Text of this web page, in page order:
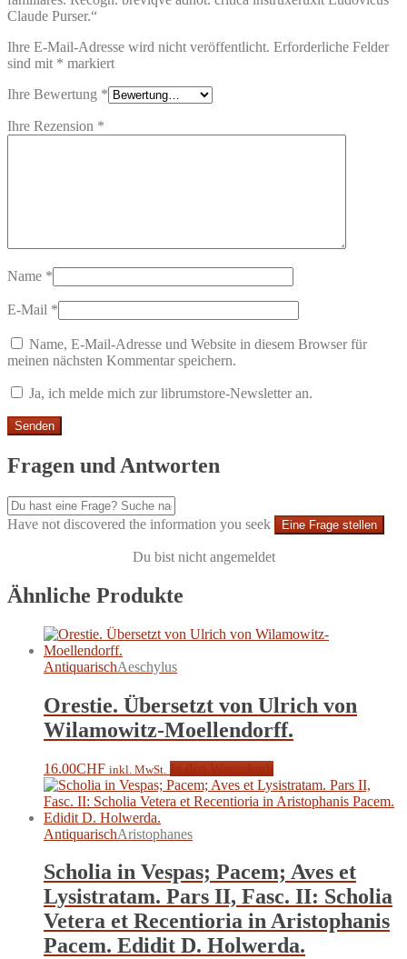
Claude Purser.“
Ihre E-Mail-Adresse wird nicht veröffentlicht. Erforderliche Felder
sind mit * markiert
Ihre Bewertung *
Ihre Rezension *
Name *
E-Mail *
Name, E-Mail-Adresse und Website in diesem Browser für
meinen nächsten Kommentar speichern.
Ja, ich melde mich zur librumstore-Newsletter an.
Fragen und Antworten
Have not discovered the information you seek Eine Frage stellen
Du bist nicht angemeldet
Ähnliche Produkte
AntiquarischAeschylus
Orestie. Übersetzt von Ulrich von
Wilamowitz-Moellendorff.
16.00CHF inkl. MwSt.
AntiquarischAristophanes
Scholia in Vespas; Pacem; Aves et
Lysistratam. Pars II, Fasc. II: Scholia
Vetera et Recentioria in Aristophanis
Pacem. Edidit D. Holwerda.